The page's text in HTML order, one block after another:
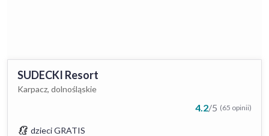
SUDECKI Resort
Karpacz, dolnośląskie
4.2/5 (65 opinii)
dzieci GRATIS